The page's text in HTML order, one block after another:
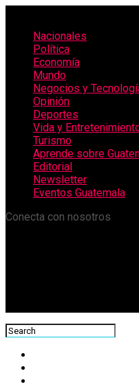
Nacionales
Política
Economía
Mundo
Negocios y
Opinión
Deportes
Vida y
Turismo
Aprende sobre
Editorial
Newsletter
Eventos Guatemala
Conecta con nosotros